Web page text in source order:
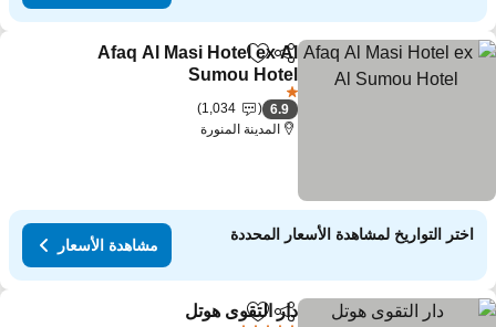
مشاركةAdd to favorites
Afaq Al Masi Hotel ex Al
Sumou Hotel
6.9
1,034
المدينة المنورة
اختر التواريخ لمشاهدة الأسعار المحددة
مشاهدة الأسعار
مشاركةAdd to favorites
دار التقوى هوتل